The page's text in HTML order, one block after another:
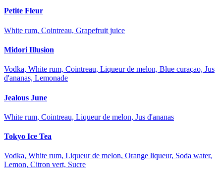
Petite Fleur
White rum, Cointreau, Grapefruit juice
Midori Illusion
Vodka, White rum, Cointreau, Liqueur de melon, Blue curaçao, Jus
d'ananas, Lemonade
Jealous June
White rum, Cointreau, Liqueur de melon, Jus d'ananas
Tokyo Ice Tea
Vodka, White rum, Liqueur de melon, Orange liqueur, Soda water,
Lemon, Citron vert, Sucre